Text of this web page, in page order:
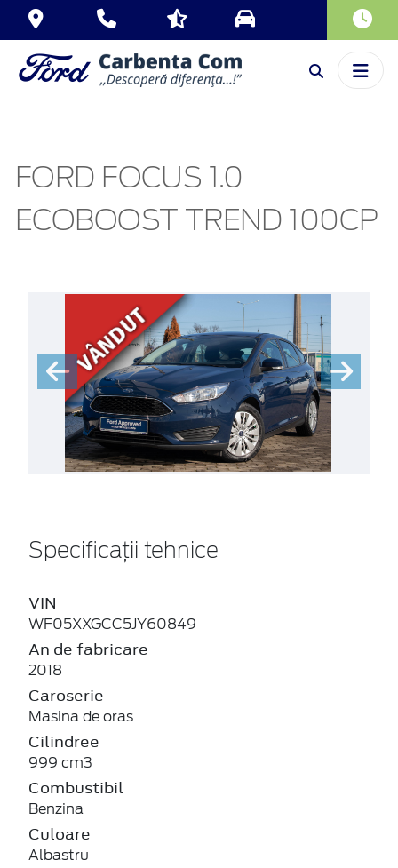
FORD FOCUS 1.0
ECOBOOST TREND 100CP
Specificații tehnice
VIN
WF05XXGCC5JY60849
An de fabricare
2018
Caroserie
Masina de oras
Cilindree
999 cm3
Combustibil
Benzina
Culoare
Albastru